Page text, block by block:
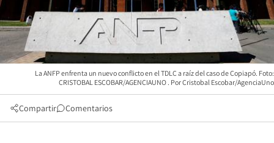
La ANFP enfrenta un nuevo conflicto en el TDLC a raíz del caso de Copiapó. Foto:
CRISTOBAL ESCOBAR/AGENCIAUNO
Cristobal Escobar/AgenciaUno
Compartir Comentarios